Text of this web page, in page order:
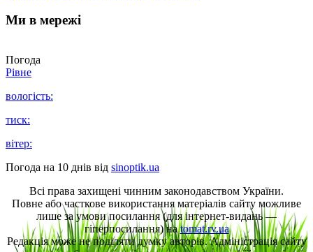
Ми в мережі
Погода
Рівне
вологість:
тиск:
вітер:
Погода на 10 днів від sinoptik.ua
Всі права захищені чинним законодавством України.
Повне або часткове використання матеріалів сайту можливе
лише за умови посилання (для інтернет-видань —
гіперпосилання) наtomat.rv.ua
Редакція може не поділяти думку авторів. Адміністрація сайту